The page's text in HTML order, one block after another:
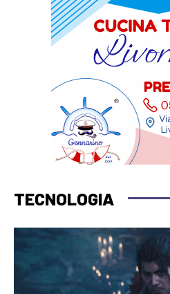
TECNOLOGIA